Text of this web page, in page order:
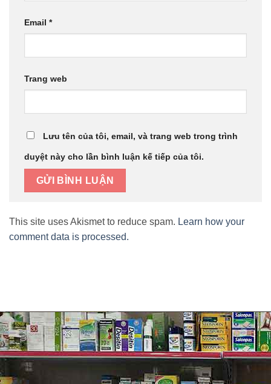
Email *
Trang web
Lưu tên của tôi, email, và trang web trong trình
duyệt này cho lần bình luận kế tiếp của tôi.
This site uses Akismet to reduce spam. Learn how your
comment data is processed.